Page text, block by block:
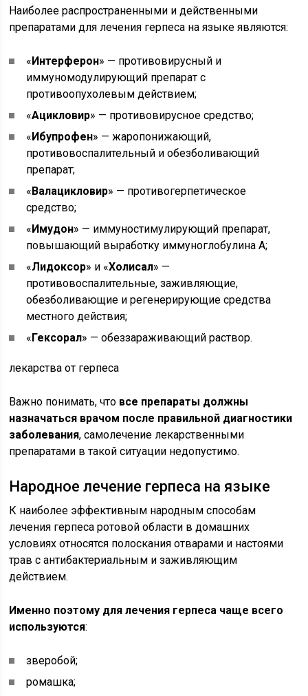
Наиболее распространенными и действенными
препаратами для лечения герпеса на языке являются:
«Интерферон» — противовирусный и
иммуномодулирующий препарат с
противоопухолевым действием;
«Ацикловир» — противовирусное средство;
«Ибупрофен» — жаропонижающий,
противовоспалительный и обезболивающий
препарат;
«Валацикловир» — противогерпетическое
средство;
«Имудон» — иммуностимулирующий препарат,
повышающий выработку иммуноглобулина А;
«Лидоксор» и «Холисал» —
противовоспалительные, заживляющие,
обезболивающие и регенерирующие средства
местного действия;
«Гексорал» — обеззараживающий раствор.
лекарства от герпеса
Важно понимать, что все препараты должны
назначаться врачом после правильной диагностики
заболевания, самолечение лекарственными
препаратами в такой ситуации недопустимо.
Народное лечение герпеса на языке
К наиболее эффективным народным способам
лечения герпеса ротовой области в домашних
условиях относятся полоскания отварами и настоями
трав с антибактериальным и заживляющим
действием.
Именно поэтому для лечения герпеса чаще всего
используются:
зверобой;
ромашка;